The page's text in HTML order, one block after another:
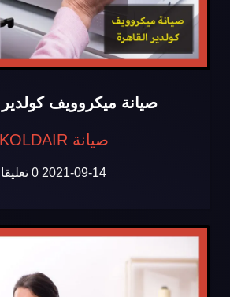
صيانة ميكروويف كولدير
صيانة KOLDAIR
2021-09-14 0 تعليقات